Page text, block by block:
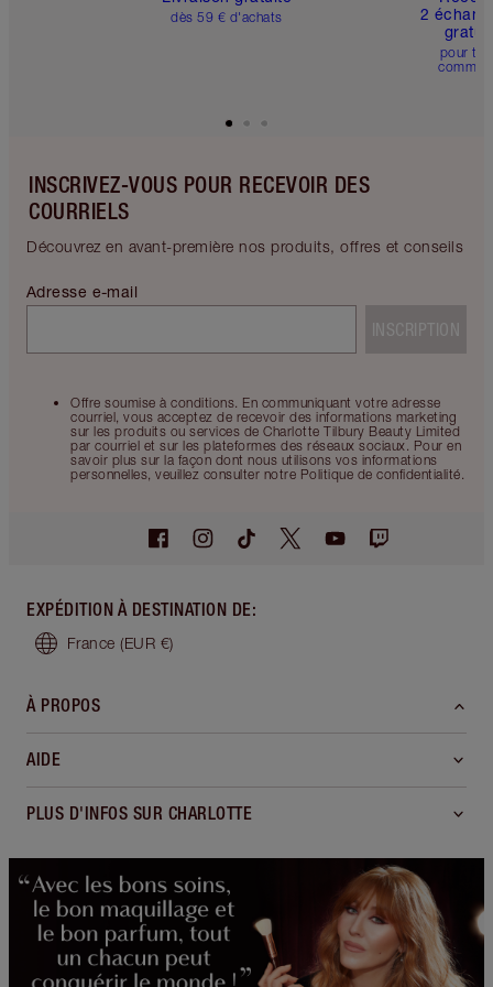
dès 59 € d'achats
2
pour
INSCRIVEZ-VOUS POUR RECEVOIR DES
COURRIELS
Découvrez en avant-première nos produits, offres et conseils
Offre soumise à conditions. En communiquant votre adresse
courriel, vous acceptez de recevoir des informations marketing
sur les produits ou services de Charlotte Tilbury Beauty Limited
par courriel et sur les plateformes des réseaux sociaux. Pour en
savoir plus sur la façon dont nous utilisons vos informations
personnelles, veuillez consulter notre Politique de confidentialité.
Adresse e-mail
INSCRIPTION
EXPÉDITION À DESTINATION DE:
France (EUR €)
À PROPOS
AIDE
PLUS D'INFOS SUR CHARLOTTE